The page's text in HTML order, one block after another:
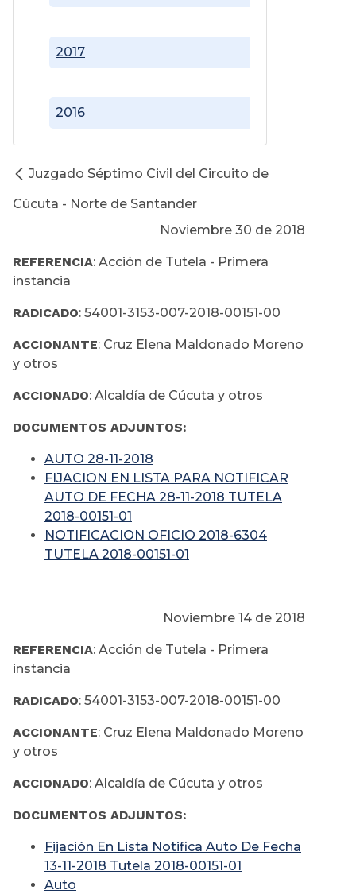
2016
2017
Juzgado Séptimo Civil del Circuito de
Cúcuta - Norte de Santander
Noviembre 30 de 2018
REFERENCIA: Acción de Tutela - Primera
instancia
RADICADO: 54001-3153-007-2018-00151-00
ACCIONANTE: Cruz Elena Maldonado Moreno
y otros
ACCIONADO: Alcaldía de Cúcuta y otros
DOCUMENTOS ADJUNTOS:
AUTO 28-11-2018
FIJACION EN LISTA PARA NOTIFICAR
AUTO DE FECHA 28-11-2018 TUTELA
2018-00151-01
NOTIFICACION OFICIO 2018-6304
TUTELA 2018-00151-01
Noviembre 14 de 2018
REFERENCIA: Acción de Tutela - Primera
instancia
RADICADO: 54001-3153-007-2018-00151-00
ACCIONANTE: Cruz Elena Maldonado Moreno
y otros
ACCIONADO: Alcaldía de Cúcuta y otros
DOCUMENTOS ADJUNTOS:
Fijación En Lista Notifica Auto De Fecha
13-11-2018 Tutela 2018-00151-01
Auto